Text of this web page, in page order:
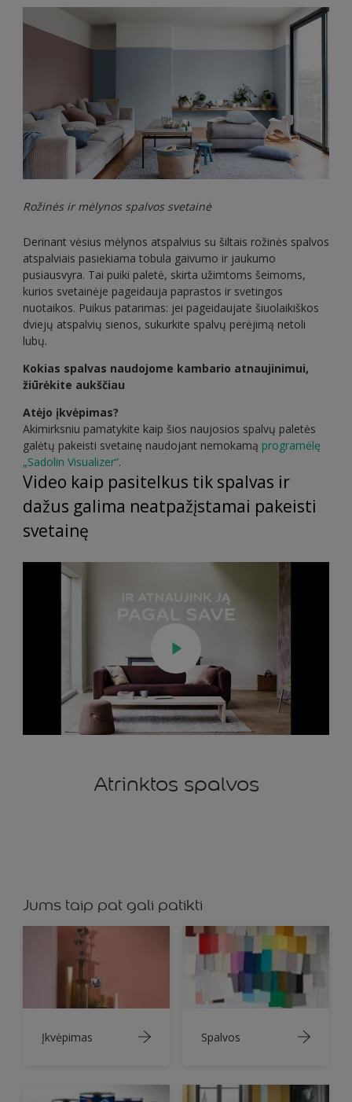
Rožinės ir mėlynos spalvos svetainė
Derinant vėsius mėlynos atspalvius su šiltais rožinės spalvos
atspalviais pasiekiama tobula gaivumo ir jaukumo
pusiausvyra. Tai puiki paletė, skirta užimtoms šeimoms,
kurios svetainėje pageidauja paprastos ir svetingos
nuotaikos. Puikus patarimas: jei pageidaujate šiuolaikiškos
dviejų atspalvių sienos, sukurkite spalvų perėjimą netoli
lubų.
Kokias spalvas naudojome kambario atnaujinimui,
žiūrėkite aukščiau
Atėjo įkvėpimas?
Akimirksniu pamatykite kaip šios naujosios spalvų paletės
galėtų pakeisti svetainę naudojant nemokamą programėlę
„Sadolin Visualizer“.
Video kaip pasitelkus tik spalvas ir
dažus galima neatpažįstamai pakeisti
svetainę
Atrinktos spalvos
Jums taip pat gali patikti
Įkvėpimas Spalvos